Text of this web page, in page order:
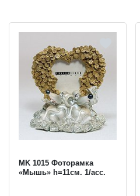
MK 1015 Фоторамка
«Мышь» h=11см. 1/асс.